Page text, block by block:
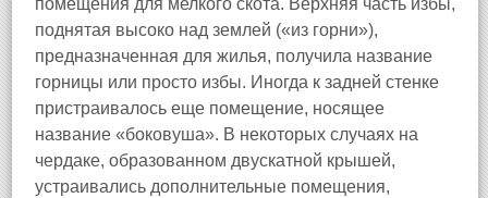
помещения для мелкого скота. Верхняя часть избы,
поднятая высоко над землей («из горни»),
предназначенная для жилья, получила название
горницы или просто избы. Иногда к задней стенке
пристраивалось еще помещение, носящее
название «боковуша». В некоторых случаях на
чердаке, образованном двускатной крышей,
устраивались дополнительные помещения,